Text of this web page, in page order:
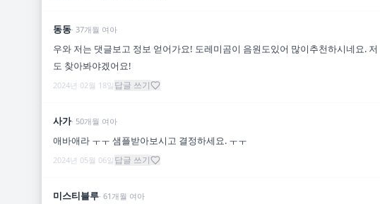
동동· 37개월 여아
우와 저는 댓글보고 정보 얻어가요! 도레미곰이 음원도있어 많이추천하시네요. 저
도 찾아봐야겠어요!
2024년 02월 18일 답글 쓰기
사가· 50개월 여아
애바애라 ㅜㅜ 샘플받아보시고 결정하세요. ㅜㅜ
2024년 05월 06일 답글 쓰기
미스티블루· 61 개월 여아